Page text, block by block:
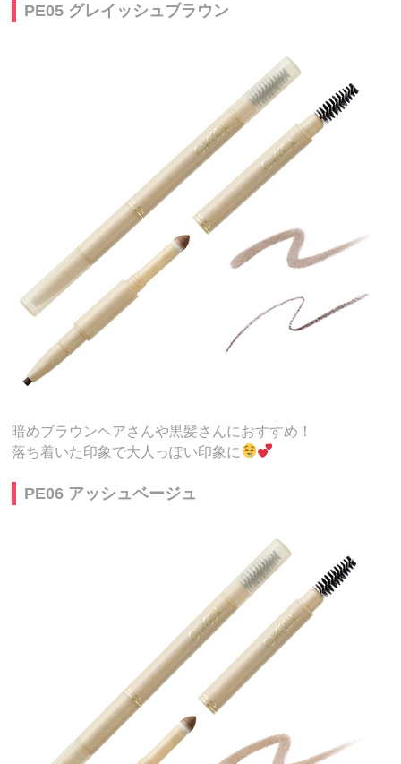
PE05 グレイッシュブラウン
暗めブラウンヘアさんや黒髪さんにおすすめ！
落ち着いた印象で大人っぽい印象に
PE06 アッシュベージュ